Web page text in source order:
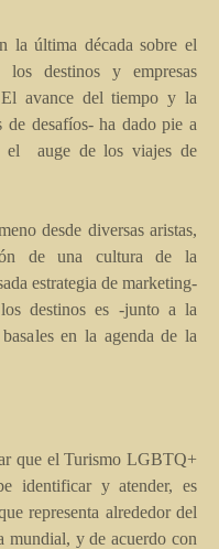
la última década sobre el
destinos y empresas
avance del tiempo y la
de desafíos- ha dado pie a
el auge de los viajes de
desde diversas aristas,
de una cultura de la
estrategia de marketing-
destinos es -junto a la
en la agenda de la
que el Turismo LGBTQ+
identificar y atender, es
representa alrededor del
mundial, y de acuerdo con